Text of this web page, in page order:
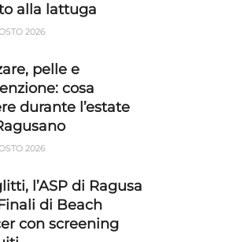
alla lattuga
2026
pelle e
cosa
durante l’estate
2026
l’ASP di Ragusa
di Beach
con screening